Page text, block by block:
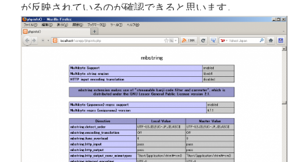
が反映されているのが確認できると思います。